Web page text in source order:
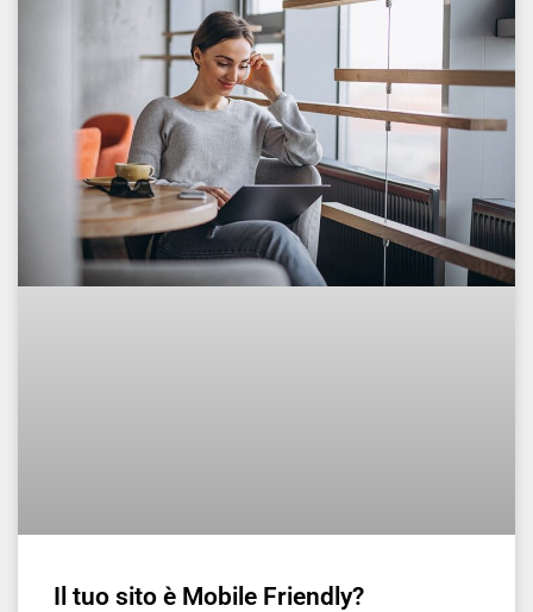
Il tuo sito è Mobile Friendly?